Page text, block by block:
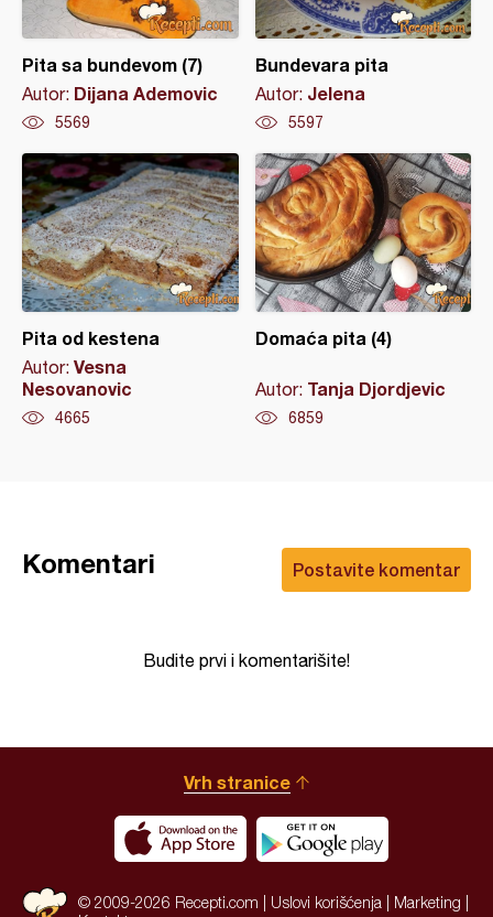
Pita sa bundevom (7)
Autor: Dijana Ademovic
5569
Bundevara pita
Autor: Jelena
5597
Pita od kestena
Autor: Vesna
Nesovanovic
4665
Domaća pita (4)
Autor: Tanja Djordjevic
6859
Postavite komentar
Komentari
Budite prvi i komentarišite!
Vrh stranice
© 2009-2026 Recepti.com | Uslovi korišćenja Marketing